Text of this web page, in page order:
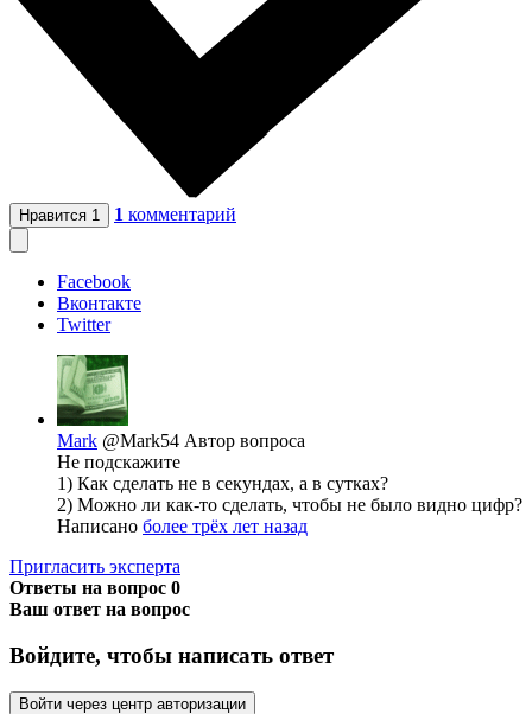
Нравится 1 1 комментарий
Facebook
Вконтакте
Twitter
Mark @Mark54 Автор вопроса
Не подскажите
1) Как сделать не в секундах, а в сутках?
2) Можно ли как-то сделать, чтобы не было видно цифр?
Написано более трёх лет назад
Пригласить эксперта
Ответы на вопрос 0
Ваш ответ на вопрос
Войдите, чтобы написать ответ
Войти через центр авторизации